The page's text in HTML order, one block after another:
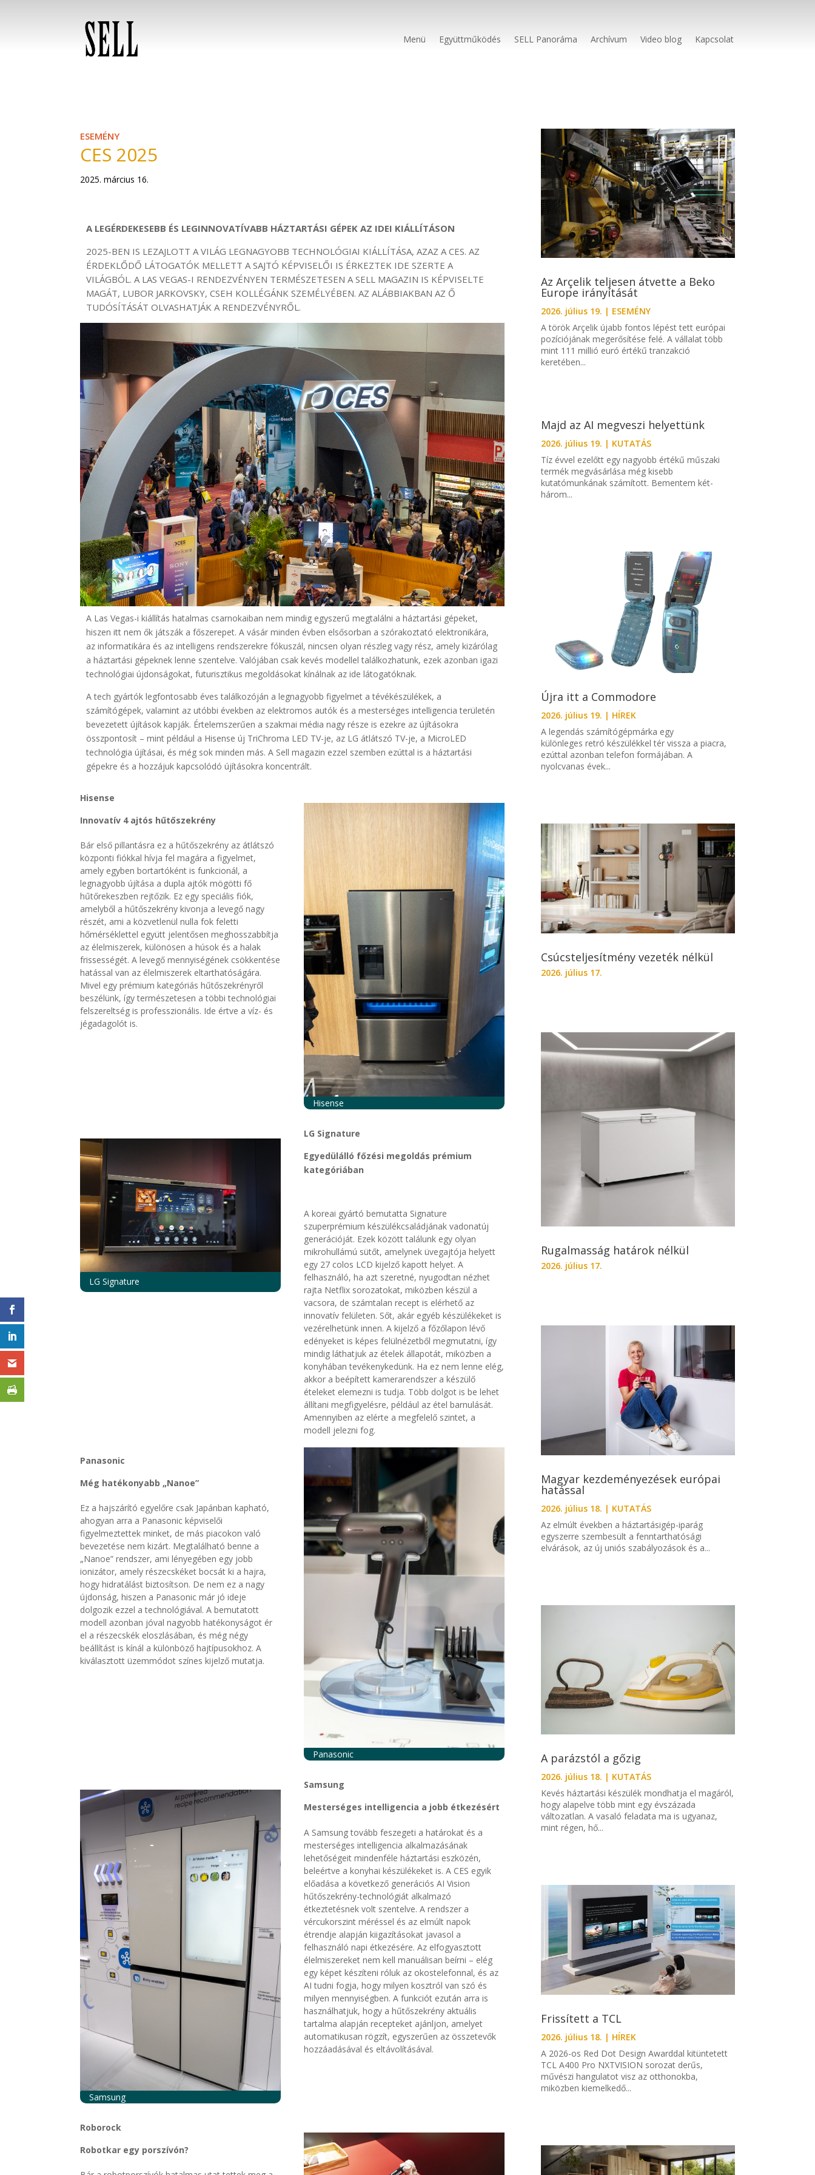
Menü Együttműködés SELL Panoráma Archívum Video blog Kapcsolat
ESEMÉNY
CES 2025
2025. március 16.
A LEGÉRDEKESEBB ÉS LEGINNOVATÍVABB HÁZTARTÁSI GÉPEK AZ IDEI KIÁLLÍTÁSON
2025-BEN IS LEZAJLOTT A VILÁG LEGNAGYOBB TECHNOLÓGIAI KIÁLLÍTÁSA, AZAZ A CES. AZ
ÉRDEKLŐDŐ LÁTOGATÓK MELLETT A SAJTÓ KÉPVISELŐI IS ÉRKEZTEK IDE SZERTE A
VILÁGBÓL. A LAS VEGAS-I RENDEZVÉNYEN TERMÉSZETESEN A SELL MAGAZIN IS KÉPVISELTE
MAGÁT, LUBOR JARKOVSKY, CSEH KOLLÉGÁNK SZEMÉLYÉBEN. AZ ALÁBBIAKBAN AZ Ő
TUDÓSÍTÁSÁT OLVASHATJÁK A RENDEZVÉNYRŐL.
A Las Vegas-i kiállítás hatalmas csarnokaiban nem mindig egyszerű megtalálni a háztartási gépeket,
hiszen itt nem ők játszák a főszerepet. A vásár minden évben elsősorban a szórakoztató elektronikára,
az informatikára és az intelligens rendszerekre fókuszál, nincsen olyan részleg vagy rész, amely kizárólag
a háztartási gépeknek lenne szentelve. Valójában csak kevés modellel találkozhatunk, ezek azonban igazi
technológiai újdonságokat, futurisztikus megoldásokat kínálnak az ide látogatóknak.
A tech gyártók legfontosabb éves találkozóján a legnagyobb figyelmet a tévékészülékek, a
számítógépek, valamint az utóbbi években az elektromos autók és a mesterséges intelligencia területén
bevezetett újítások kapják. Értelemszerűen a szakmai média nagy része is ezekre az újításokra
összpontosít – mint például a Hisense új TriChroma LED TV-je, az LG átlátszó TV-je, a MicroLED
technológia újításai, és még sok minden más. A Sell magazin ezzel szemben ezúttal is a háztartási
gépekre és a hozzájuk kapcsolódó újításokra koncentrált.
Hisense
Innovatív 4 ajtós hűtőszekrény
Bár első pillantásra ez a hűtőszekrény az átlátszó
központi fiókkal hívja fel magára a figyelmet,
amely egyben bortartóként is funkcionál, a
legnagyobb újítása a dupla ajtók mögötti fő
hűtőrekeszben rejtőzik. Ez egy speciális fiók,
amelyből a hűtőszekrény kivonja a levegő nagy
részét, ami a közvetlenül nulla fok feletti
hőmérséklettel együtt jelentősen meghosszabbítja
az élelmiszerek, különösen a húsok és a halak
frissességét. A levegő mennyiségének csökkentése
hatással van az élelmiszerek eltarthatóságára.
Mivel egy prémium kategóriás hűtőszekrényről
beszélünk, így természetesen a többi technológiai
felszereltség is professzionális. Ide értve a víz- és
jégadagolót is.
Hisense
LG Signature
LG Signature
Egyedülálló főzési megoldás prémium
kategóriában
A koreai gyártó bemutatta Signature
szuperprémium készülékcsaládjának vadonatúj
generációját. Ezek között találunk egy olyan
mikrohullámú sütőt, amelynek üvegajtója helyett
egy 27 colos LCDkijelző kapott helyet. A
felhasználó, ha azt szeretné, nyugodtan nézhet
rajta Netflix sorozatokat, miközben készül a
vacsora, de számtalan recept is elérhető az
innovatív felületen. Sőt, akár egyéb készülékeket is
vezérelhetünk innen.A kijelző a főzőlapon lévő
edényeket is képes felülnézetből megmutatni, így
mindig láthatjuk az ételek állapotát, miközben a
konyhábantevékenykedünk. Ha ez nem lenne elég,
akkor a beépített kamerarendszer a készülő
ételeket elemezni is tudja. Több dolgot is be lehet
állítani megfigyelésre, például az étel barnulását.
Amennyiben az elérte a megfelelő szintet, a
modell jelezni fog.
Panasonic
Még hatékonyabb „Nanoe”
Ez a hajszárító egyelőre csak Japánban kapható,
ahogyan arra a Panasonic képviselői
figyelmeztettek minket, de más piacokon való
bevezetése nem kizárt. Megtalálható benne a
„Nanoe” rendszer, ami lényegében egy jobb
ionizátor, amely részecskéket bocsát ki a hajra,
hogy hidratálást biztosítson. De nem ez a nagy
újdonság, hiszen a Panasonic már jó ideje
dolgozik ezzel a technológiával. A bemutatott
modell azonban jóval nagyobb hatékonyságot ér
el a részecskék eloszlásában, és még négy
beállítást is kínál a különböző hajtípusokhoz. A
kiválasztott üzemmódot színes kijelző mutatja.
Panasonic
Samsung
Samsung
Mesterséges intelligencia a jobb étkezésért
A Samsung tovább feszegeti a határokat és a
mesterséges intelligencia alkalmazásának
lehetőségeit mindenféle háztartási eszközén,
beleértve a konyhai készülékeket is. A CES egyik
előadása a következő generációs AI Vision
hűtőszekrény-technológiát alkalmazó
étkeztetésnek volt szentelve. Arendszer a
vércukorszint méréssel és az elmúlt napok
étrendje alapján kiigazításokat javasol a
felhasználó napi étkezésére. Az elfogyasztott
élelmiszereket nem kell manuálisan beírni – elég
egy képet készíteni róluk az okostelefonnal, és az
AItudni fogja, hogy milyen kosztról van szó és
milyen mennyiségben. A funkciót ezután arra is
használhatjuk, hogy a hűtőszekrény aktuális
tartalma alapján recepteket ajánljon, amelyet
automatikusan rögzít, egyszerűen az összetevők
hozzáadásával és eltávolításával.
Roborock
Robotkar egy porszívón?
Az Arçelik teljesen átvette a Beko
Europe irányítását
2026. július 19. | ESEMÉNY
A török Arçelik újabb fontos lépést tett európai
pozíciójának megerősítése felé. A vállalat több
mint 111 millió euró értékű tranzakció
keretében...
Majd az AI megveszi helyettünk
2026. július 19. | KUTATÁS
Tíz évvel ezelőtt egy nagyobb értékű műszaki
termék megvásárlása még kisebb
kutatómunkának számított. Bementem két-
három...
Újra itt a Commodore
2026. július 19. | HÍREK
A legendás számítógépmárka egy
különleges retró készülékkel tér vissza a piacra,
ezúttal azonban telefon formájában. A
nyolcvanas évek...
Csúcsteljesítmény vezeték nélkül
2026. július 17.
Rugalmasság határok nélkül
2026. július 17.
Magyar kezdeményezések európai
hatással
2026. július 18. | KUTATÁS
Az elmúlt években a háztartásigép-iparág
egyszerre szembesült a fenntarthatósági
elvárások, az új uniós szabályozások és a...
A parázstól a gőzig
2026. július 18. | KUTATÁS
Kevés háztartási készülék mondhatja el magáról,
hogy alapelve több mint egy évszázada
változatlan. A vasaló feladata ma is ugyanaz,
mint régen, hő...
Frissített a TCL
2026. július 18. | HÍREK
A 2026-os Red Dot Design Awarddal kitüntetett
TCL A400 Pro NXTVISION sorozat derűs,
művészi hangulatot visz az otthonokba,
miközben kiemelkedő...